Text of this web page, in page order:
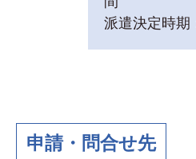
派遣決定時期
申請・問合せ先